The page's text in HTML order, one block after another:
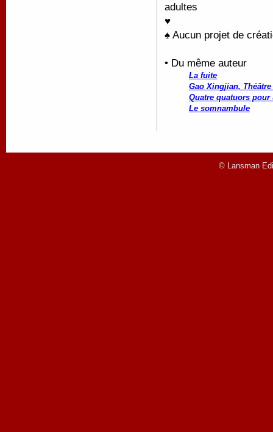
adultes
♥
♠ Aucun projet de
• Du même auteur
La fuite
Gao Xingjian, Théâtre
Quatre quatuors pour
Le somnambule
© Lansman